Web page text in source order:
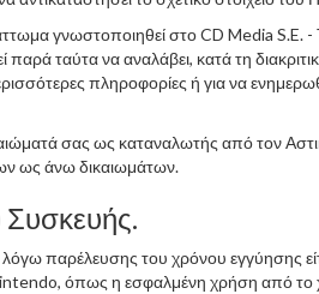
γνωστοποιηθεί στο CD Media
ταύτα να αναλάβει, κατά τη
πληροφορίες ή για να
σας ως καταναλωτής από τον
ως άνω δικαιωμάτων.
παρέλευσης του χρόνου εγγύησης
όπως η εσφαλμένη χρήση από